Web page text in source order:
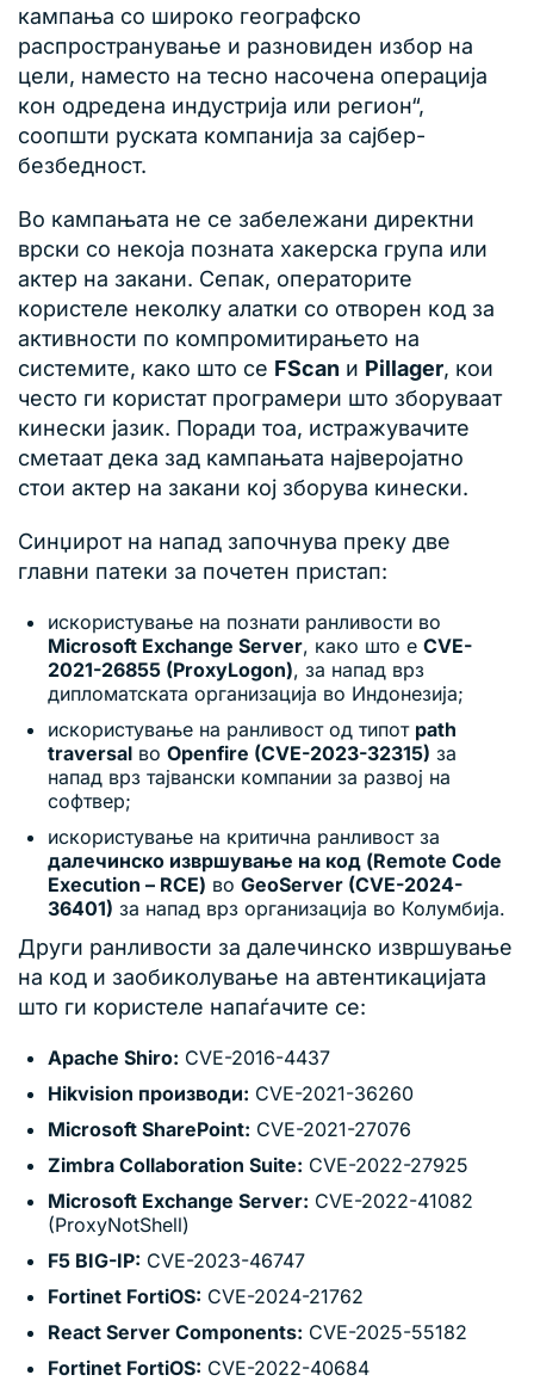
кампања со широко географско
распространување и разновиден избор на
цели, наместо на тесно насочена операција
кон одредена индустрија или регион“,
соопшти руската компанија за сајбер-
безбедност.
Во кампањата не се забележани директни
врски со некоја позната хакерска група или
актер на закани. Сепак, операторите
користеле неколку алатки со отворен код за
активности по компромитирањето на
системите, како што се FScan и Pillager, кои
често ги користат програмери што зборуваат
кинески јазик. Поради тоа, истражувачите
сметаат дека зад кампањата најверојатно
стои актер на закани кој зборува кинески.
Синџирот на напад започнува преку две
главни патеки за почетен пристап:
искористување на познати ранливости во
Microsoft Exchange Server, како што е CVE-
2021-26855 (ProxyLogon), за напад врз
дипломатската организација во Индонезија;
искористување на ранливост од типот path
traversal во Openfire (CVE-2023-32315) за
напад врз тајвански компании за развој на
софтвер;
искористување на критична ранливост за
далечинско извршување на код (Remote Code
Execution – RCE) во GeoServer (CVE-2024-
36401) за напад врз организација во Колумбија.
Други ранливости за далечинско извршување
на код и заобиколување на автентикацијата
што ги користеле напаѓачите се:
Apache Shiro: CVE-2016-4437
Hikvision производи: CVE-2021-36260
Microsoft SharePoint: CVE-2021-27076
Zimbra Collaboration Suite: CVE-2022-27925
Microsoft Exchange Server: CVE-2022-41082
(ProxyNotShell)
F5 BIG-IP: CVE-2023-46747
Fortinet FortiOS: CVE-2024-21762
React Server Components: CVE-2025-55182
Fortinet FortiOS: CVE-2022-40684